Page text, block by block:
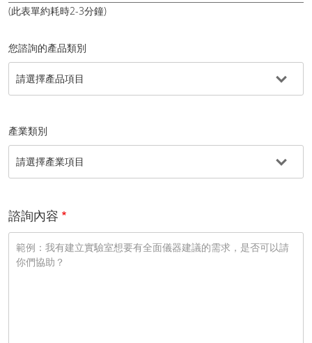
(此表單約耗時2-3分鐘)
您諮詢的產品類別
產業類別
諮詢內容